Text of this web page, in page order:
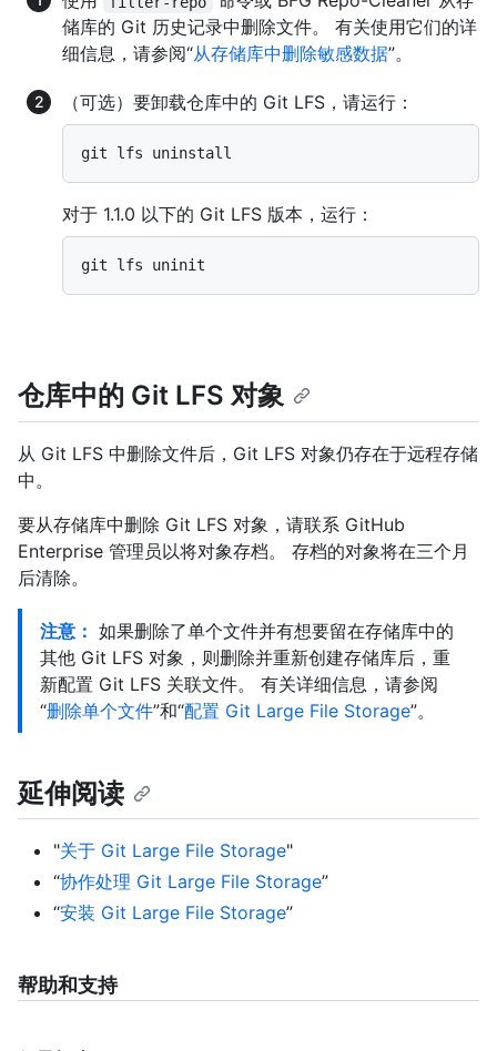
储库的 Git 历史记录中删除文件。 有关使用它们的详
细信息，请参阅“从存储库中删除敏感数据”。
（可选）要卸载仓库中的 Git LFS，请运行：
对于 1.1.0 以下的 Git LFS 版本，运行：
仓库中的 Git LFS 对象
从 Git LFS 中删除文件后，Git LFS 对象仍存在于远程存储
中。
要从存储库中删除 Git LFS 对象，请联系 GitHub
Enterprise 管理员以将对象存档。 存档的对象将在三个月
后清除。
注意： 如果删除了单个文件并有想要留在存储库中的
其他 Git LFS 对象，则删除并重新创建存储库后，重
新配置 Git LFS 关联文件。 有关详细信息，请参阅
“删除单个文件”和“配置 Git Large File Storage”。
延伸阅读
"关于 Git Large File Storage"
“协作处理 Git Large File Storage”
“安装 Git Large File Storage”
帮助和支持